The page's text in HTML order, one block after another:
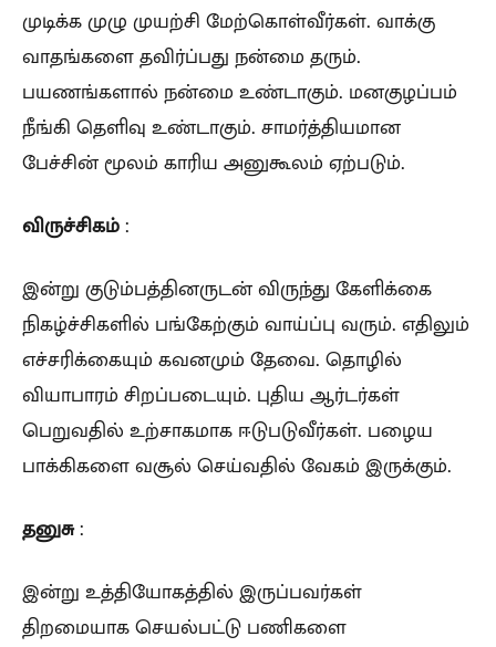
முடிக்க முழு முயற்சி மேற்கொள்வீர்கள். வாக்கு
வாதங்களை தவிர்ப்பது நன்மை தரும்.
பயணங்களால் நன்மை உண்டாகும். மனகுழப்பம்
நீங்கி தெளிவு உண்டாகும். சாமர்த்தியமான
பேச்சின் மூலம் காரிய அனுகூலம் ஏற்படும்.
விருச்சிகம் :
இன்று குடும்பத்தினருடன் விருந்து கேளிக்கை
நிகழ்ச்சிகளில் பங்கேற்கும் வாய்ப்பு வரும். எதிலும்
எச்சரிக்கையும் கவனமும் தேவை. தொழில்
வியாபாரம் சிறப்படையும். புதிய ஆர்டர்கள்
பெறுவதில் உற்சாகமாக ஈடுபடுவீர்கள். பழைய
பாக்கிகளை வசூல் செய்வதில் வேகம் இருக்கும்.
தனுசு:
இன்று உத்தியோகத்தில் இருப்பவர்கள்
திறமையாக செயல்பட்டு பணிகளை